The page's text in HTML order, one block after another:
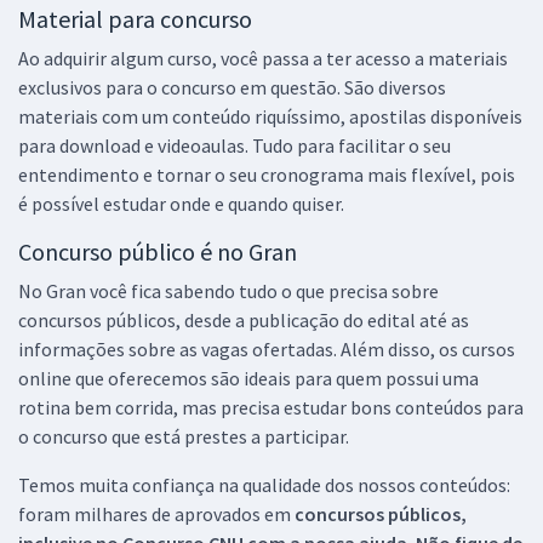
Material para concurso
Ao adquirir algum curso, você passa a ter acesso a materiais
exclusivos para o concurso em questão. São diversos
materiais com um conteúdo riquíssimo, apostilas disponíveis
para download e videoaulas. Tudo para facilitar o seu
entendimento e tornar o seu cronograma mais flexível, pois
é possível estudar onde e quando quiser.
Concurso público é no Gran
No Gran você fica sabendo tudo o que precisa sobre
concursos públicos, desde a publicação do edital até as
informações sobre as vagas ofertadas. Além disso, os cursos
online que oferecemos são ideais para quem possui uma
rotina bem corrida, mas precisa estudar bons conteúdos para
o concurso que está prestes a participar.
Temos muita confiança na qualidade dos nossos conteúdos:
foram milhares de aprovados em concursos públicos,